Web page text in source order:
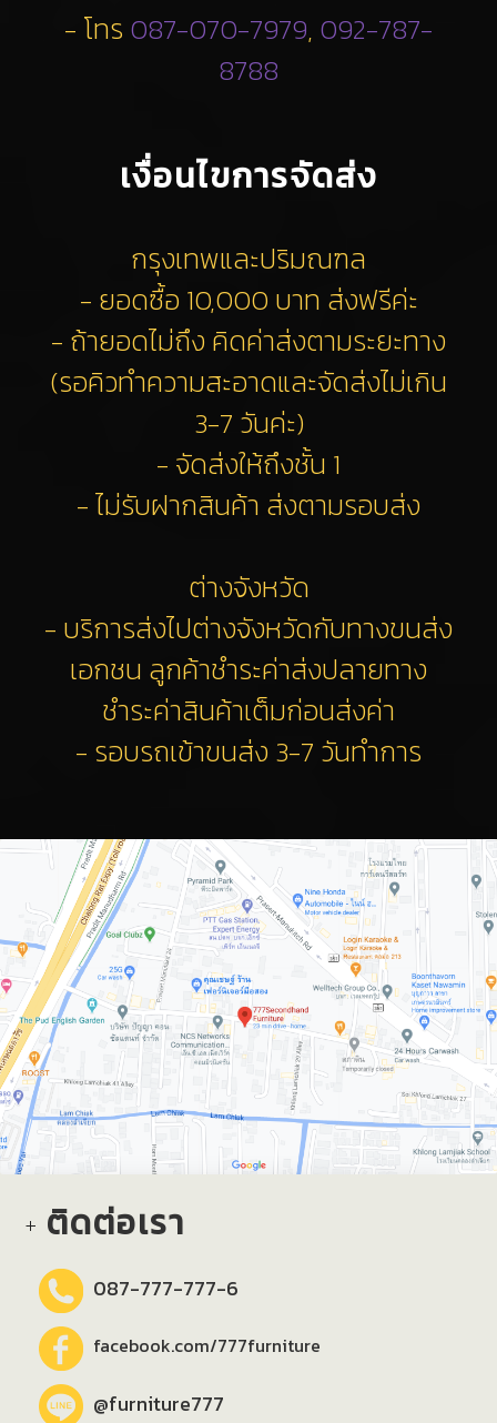
- โทร 087-070-7979, 092-787-
8788
เงื่อนไขการจัดส่ง
กรุงเทพและปริมณฑล
- ยอดซื้อ 10,000 บาท ส่งฟรีค่ะ
- ถ้ายอดไม่ถึง คิดค่าส่งตามระยะทาง
(รอคิวทำความสะอาดและจัดส่งไม่เกิน
3-7 วันค่ะ)
- จัดส่งให้ถึงชั้น 1
- ไม่รับฝากสินค้า ส่งตามรอบส่ง
ต่างจังหวัด
- บริการส่งไปต่างจังหวัดกับทางขนส่ง
เอกชน ลูกค้าชำระค่าส่งปลายทาง
ชำระค่าสินค้าเต็มก่อนส่งค่า
- รอบรถเข้าขนส่ง 3-7 วันทำการ
ติดต่อเรา
087-777-777-6
facebook.com/777furniture
@furniture777